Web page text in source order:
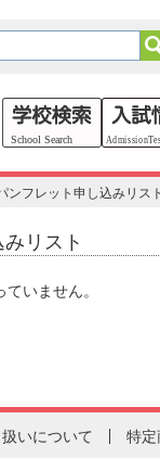
ンフレット申し込みリス
リスト
いません。
いについて 特定